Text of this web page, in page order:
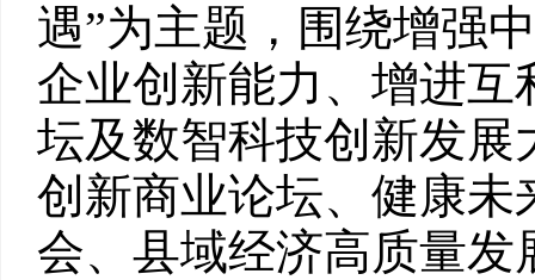
遇”为主题，围绕增强
企业创新能力、增进
坛及数智科技创新发展
创新商业论坛、健康未
会、县域经济高质量